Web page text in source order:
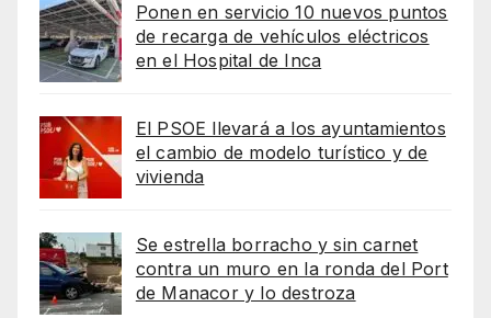
Ponen en servicio 10 nuevos puntos
de recarga de vehículos eléctricos
en el Hospital de Inca
El PSOE llevará a los ayuntamientos
el cambio de modelo turístico y de
vivienda
Se estrella borracho y sin carnet
contra un muro en la ronda del Port
de Manacor y lo destroza